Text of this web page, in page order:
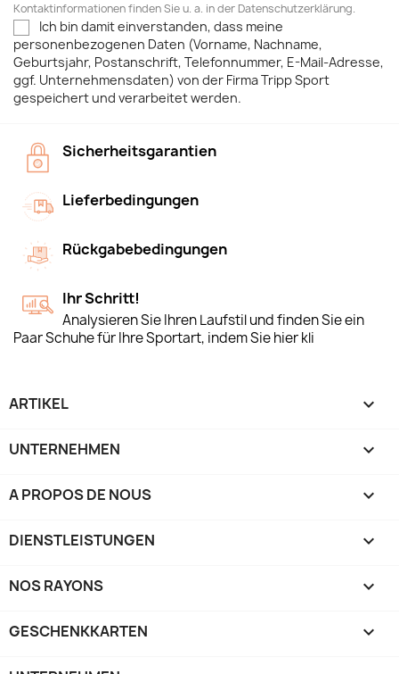
Kontaktinformationen finden Sie u. a. in der Datenschutzerklärung.
Ich bin damit einverstanden, dass meine
personenbezogenen Daten (Vorname, Nachname,
Geburtsjahr, Postanschrift, Telefonnummer, E-Mail-Adresse,
ggf. Unternehmensdaten) von der Firma Tripp Sport
gespeichert und verarbeitet werden.
Sicherheitsgarantien
Lieferbedingungen
Rückgabebedingungen
Ihr Schritt!
Analysieren Sie Ihren Laufstil und finden Sie ein
Paar Schuhe für Ihre Sportart, indem Sie hier kli
ARTIKEL 
UNTERNEHMEN 
A PROPOS DE NOUS 
DIENSTLEISTUNGEN 
NOS RAYONS 
GESCHENKKARTEN 